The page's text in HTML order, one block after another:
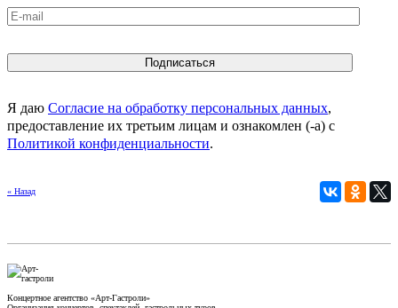
Я даю Согласие на обработку персональных данных,
предоставление их третьим лицам и ознакомлен (-а) c
Политикой конфиденциальности.
« Назад
Концертное агентство «Арт-Гастроли»